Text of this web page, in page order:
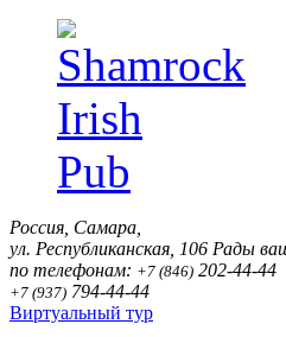
Россия, Самара,
ул. Республиканская, 106 Рады
по телефонам: +7 (846) 202-44-44
+7 (937) 794-44-44
Виртуальный тур